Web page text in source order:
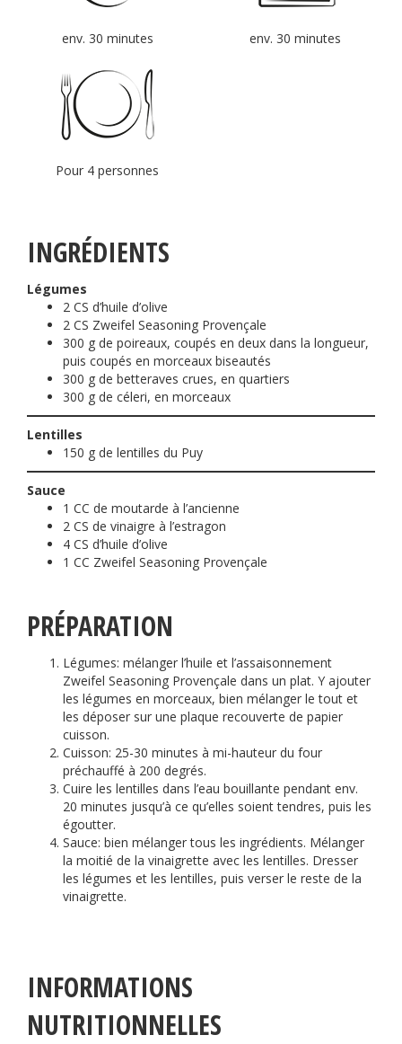
env. 30 minutes env. 30 minutes
Pour 4 personnes
INGRÉDIENTS
Légumes
2 CS d’huile d’olive
2 CS Zweifel Seasoning Provençale
300 g de poireaux, coupés en deux dans la longueur,
puis coupés en morceaux biseautés
300 g de betteraves crues, en quartiers
300 g de céleri, en morceaux
Lentilles
150 g de lentilles du Puy
Sauce
1 CC de moutarde à l’ancienne
2 CS de vinaigre à l’estragon
4 CS d’huile d’olive
1 CC Zweifel Seasoning Provençale
PRÉPARATION
Légumes: mélanger l’huile et l’assaisonnement
Zweifel Seasoning Provençale dans un plat. Y ajouter
les légumes en morceaux, bien mélanger le tout et
les déposer sur une plaque recouverte de papier
cuisson.
Cuisson: 25-30 minutes à mi-hauteur du four
préchauffé à 200 degrés.
Cuire les lentilles dans l’eau bouillante pendant env.
20 minutes jusqu’à ce qu’elles soient tendres, puis les
égoutter.
Sauce: bien mélanger tous les ingrédients. Mélanger
la moitié de la vinaigrette avec les lentilles. Dresser
les légumes et les lentilles, puis verser le reste de la
vinaigrette.
INFORMATIONS
NUTRITIONNELLES